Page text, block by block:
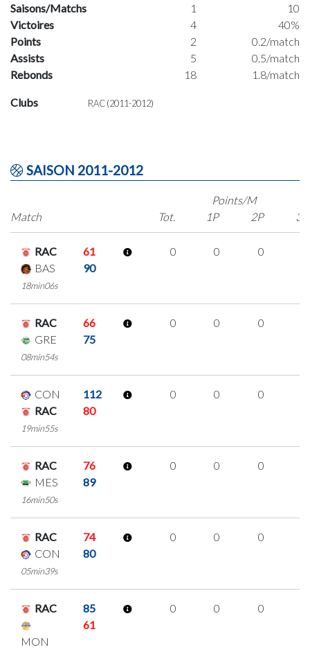
Saisons/Matchs 1
10
Victoires
4
40%
Points
2
0.2/match
Assists
5
0.5/match
Rebonds
18 1.8/match
Clubs RAC (2011-2012)
SAISON 2011-2012
Match
Points/M
Tot.
1P 2P 3P
RAC
61
BAS
90
18min06s
0 0 0
RAC
66
GRE
75
08min54s
0 0 0
CON
112
RAC
80
19min55s
0 0 0
RAC
76
MES
89
16min50s
0 0 0
RAC
74
CON
80
05min39s
0 0 0
RAC 85
MON
61
0 0 0